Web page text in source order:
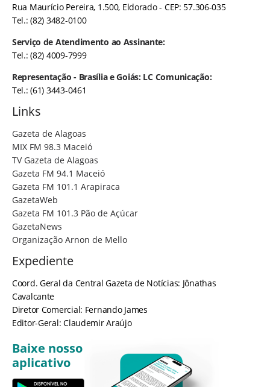
Rua Maurício Pereira, 1.500, Eldorado - CEP: 57.306-035
Tel.: (82) 3482-0100
Serviço de Atendimento ao Assinante:
Tel.: (82) 4009-7999
Representação - Brasília e Goiás: LC Comunicação:
Tel.: (61) 3443-0461
Links
Gazeta de Alagoas
MIX FM 98.3 Maceió
TV Gazeta de Alagoas
Gazeta FM 94.1 Maceió
Gazeta FM 101.1 Arapiraca
GazetaWeb
Gazeta FM 101.3 Pão de Açúcar
GazetaNews
Organização Arnon de Mello
Expediente
Coord. Geral da Central Gazeta de Notícias: Jônathas
Cavalcante
Diretor Comercial: Fernando James
Editor-Geral: Claudemir Araújo
Baixe nosso
aplicativo